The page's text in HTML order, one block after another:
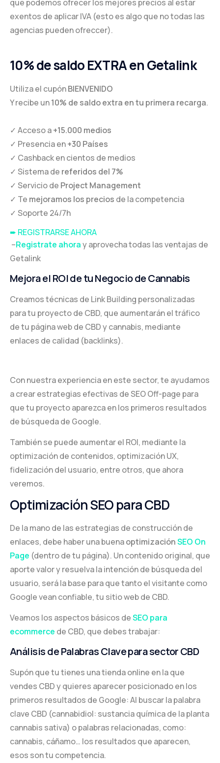
que podemos ofrecer los mejores precios al estar
exentos de aplicar IVA (esto es algo que no todas las
agencias pueden ofreccer).
10% de saldo EXTRA en Getalink
Utiliza el cupónBIENVENIDO
Y recibe un10% de saldo extra en tu primera recarga.
✓ Acceso a+15.000 medios
✓ Presencia en+30 Países
✓ Cashback en cientos de medios
✓ Sistema de referidos del 7%
✓ Servicio de Project Management
✓ Te mejoramos los precios de la competencia
✓ Soporte 24/7h
➨ REGISTRARSE AHORA
–Registrate ahoray aprovecha todas las ventajas de
Getalink
Mejora el ROI de tu Negocio de Cannabis
Creamos técnicas de Link Building personalizadas
para tu proyecto de CBD, que aumentarán el tráfico
de tu página web de CBD y cannabis, mediante
enlaces de calidad (backlinks).
Con nuestra experiencia en este sector, te ayudamos
a crear estrategias efectivas de SEO Off-page para
que tu proyecto aparezca en los primeros resultados
de búsqueda de Google.
También se puede aumentar el ROI, mediante la
optimización de contenidos, optimización UX,
fidelización del usuario, entre otros, que ahora
veremos.
Optimización SEO para CBD
De la mano de las estrategias de construcción de
enlaces, debe haber una buenaoptimizaciónSEO On
Page (dentro de tu página). Un contenido original, que
aporte valor y resuelva la intención de búsqueda del
usuario, será la base para que tanto el visitante como
Google vean confiable, tu sitio web de CBD.
Veamos los aspectos básicos deSEO para
ecommerce de CBD, que debes trabajar:
Análisis de Palabras Clave para sector CBD
Supón que tu tienes una tienda online en la que
vendes CBD y quieres aparecer posicionado en los
primeros resultados de Google: Al buscar la palabra
clave CBD (cannabidiol: sustancia química de la planta
cannabis sativa) o palabras relacionadas, como:
cannabis, cáñamo… los resultados que aparecen,
esos son tu competencia.